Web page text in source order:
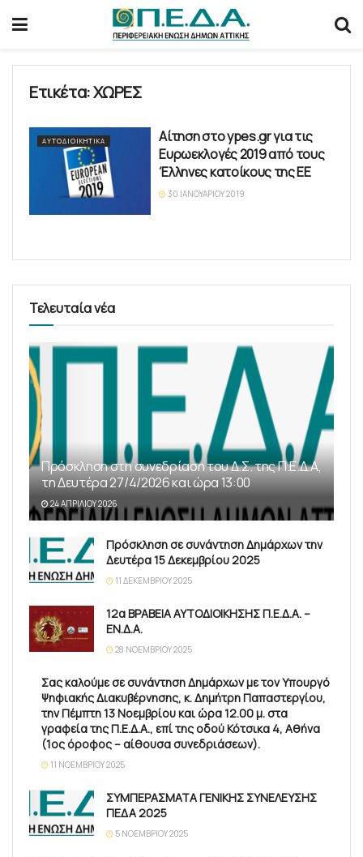
Ετικέτα:ΧΩΡΕΣ
ΑΥΤΟΔΙΟΙΚΗΤΙΚΆ
Αίτηση στο ypes.gr για τις
Ευρωεκλογές 2019 από τους
Έλληνες κατοίκους της ΕΕ
30 ΙΑΝΟΥΑΡΊΟΥ 2019
Τελευταία νέα
Πρόσκληση στη συνεδρίαση του Δ.Σ. της Π.Ε.Δ.Α,
τη Δευτέρα 27/4/2026 και ώρα 13:00
24 ΑΠΡΙΛΊΟΥ 2026
Πρόσκληση σε συνάντηση Δημάρχων την
Δευτέρα 15 Δεκεμβρίου 2025
11 ΔΕΚΕΜΒΡΊΟΥ 2025
12α ΒΡΑΒΕΙΑ ΑΥΤΟΔΙΟΙΚΗΣΗΣ Π.Ε.Δ.Α. –
ΕΝ.Δ.Α.
28 ΝΟΕΜΒΡΊΟΥ 2025
Σας καλούμε σε συνάντηση Δημάρχων με τον Υπουργό
Ψηφιακής Διακυβέρνησης, κ. Δημήτρη Παπαστεργίου,
την Πέμπτη 13 Νοεμβρίου και ώρα 12.00 μ. στα
γραφεία της Π.Ε.Δ.Α., επί της οδού Κότσικα 4, Αθήνα
(1ος όροφος – αίθουσα συνεδριάσεων).
11 ΝΟΕΜΒΡΊΟΥ 2025
ΣΥΜΠΕΡΑΣΜΑΤΑ ΓΕΝΙΚΗΣ ΣΥΝΕΛΕΥΣΗΣ
ΠΕΔΑ 2025
5 ΝΟΕΜΒΡΊΟΥ 2025